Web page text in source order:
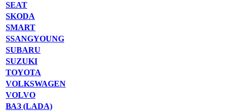
SEAT
SKODA
SMART
SSANGYOUNG
SUBARU
SUZUKI
TOYOTA
VOLKSWAGEN
VOLVO
ВАЗ (LADA)